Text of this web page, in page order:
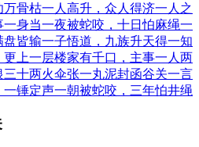
万骨枯一人高升，众人得济一人之
一身当一夜被蛇咬，十日怕麻绳一
盘皆输一子悟道，九族升天得一知
更上一层楼家有千口，主事一人 两
三十两火伞张一丸泥封函谷关一言
一锤定声一朝被蛇咬，三年怕井绳